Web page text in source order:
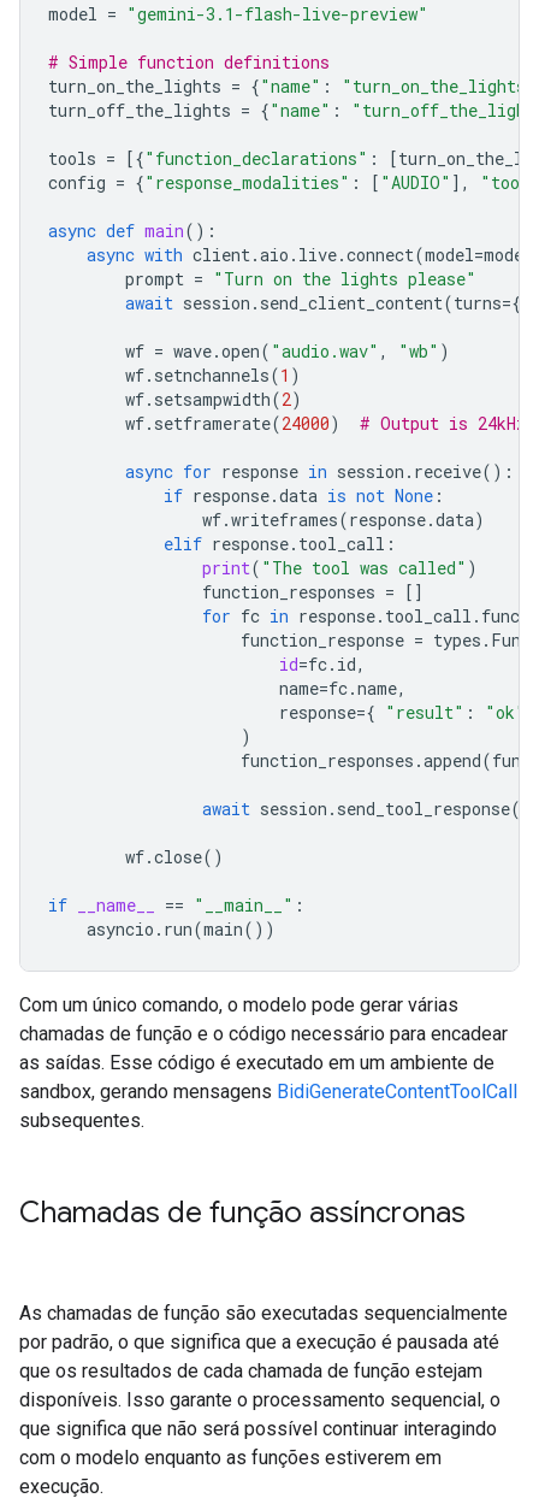
model = "gemini-3.1-flash-live-preview"
# Simple function definitions
turn_on_the_lights = {"name" : "turn_on_the_lights"
turn_off_the_lights = {"name" :
tools = [{"function_declarations" : [
config = {"response_modalities" : [ "AUDIO" ],
async def main():
async with client.aio . live.connect(model=model
prompt = "Turn on the lights please"
await session . send_client_content(turns={
wf = wave.open( "audio.wav" , "wb" )
wf. setnchannels(1 )
wf. setsampwidth(2)
wf. setframerate(24000) # Output is 24kHz
async for response in session . receive():
if response.data is not None :
wf.writeframes(response.data)
elif response. tool_call :
print( "The tool was called" )
function_responses = []
for fc in response. tool_call .
function_response = types .
id=fc. id,
name=fc.name,
response={ "result" : "ok"
)
function_responses .append(
await session . send_tool_response(
wf.close()
if __name__ == "__main__" :
asyncio . run(main())
Com um único comando, o modelo pode gerar várias
chamadas de função e o código necessário para encadear
as saídas. Esse código é executado em um ambiente de
sandbox, gerando mensagens BidiGenerateContentToolCall
subsequentes.
Chamadas de função assíncronas
As chamadas de função são executadas sequencialmente
por padrão, o que significa que a execução é pausada até
que os resultados de cada chamada de função estejam
disponíveis. Isso garante o processamento sequencial, o
que significa que não será possível continuar interagindo
com o modelo enquanto as funções estiverem em
execução.